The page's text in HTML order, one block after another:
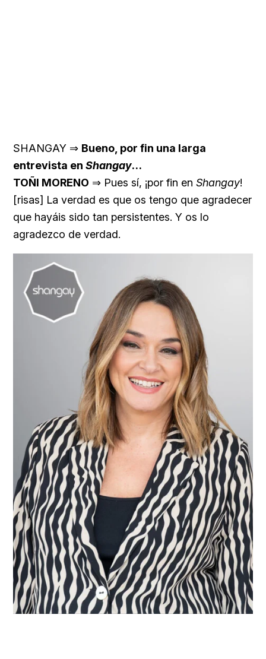
SHANGAY ⇒ Bueno, por fin una larga
entrevista en Shangay…
TOÑI MORENO ⇒ Pues sí, ¡por fin en Shangay!
[risas] La verdad es que os tengo que agradecer
que hayáis sido tan persistentes. Y os lo
agradezco de verdad.